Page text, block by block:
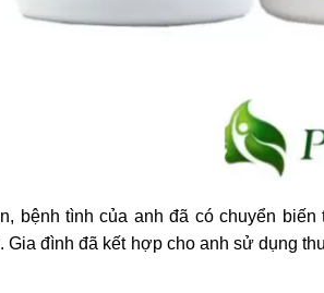
bệnh tình của anh đã có chuyển
Gia đình đã kết hợp cho anh sử dụng